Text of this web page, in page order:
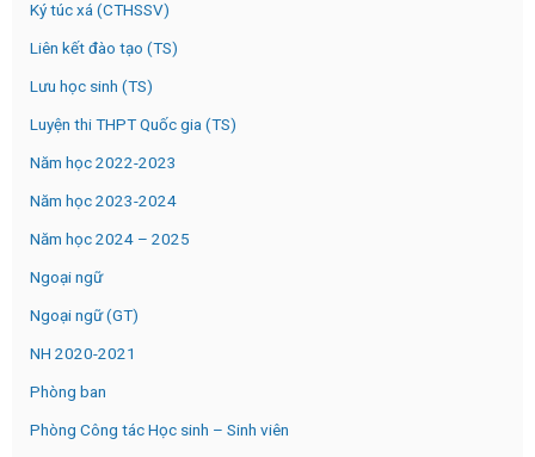
Ký túc xá (CTHSSV)
Liên kết đào tạo (TS)
Lưu học sinh (TS)
Luyện thi THPT Quốc gia (TS)
Năm học 2022-2023
Năm học 2023-2024
Năm học 2024 – 2025
Ngoại ngữ
Ngoại ngữ (GT)
NH 2020-2021
Phòng ban
Phòng Công tác Học sinh – Sinh viên